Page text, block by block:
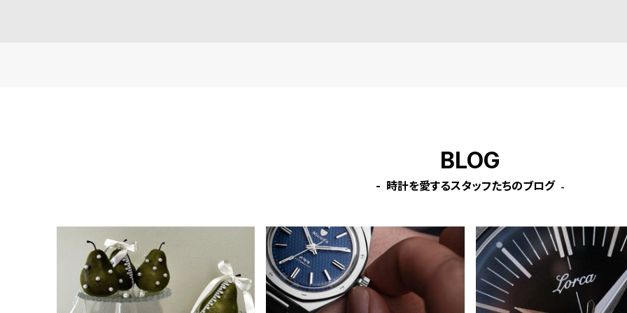
BLOG
時計を愛するスタッフたちのブログ